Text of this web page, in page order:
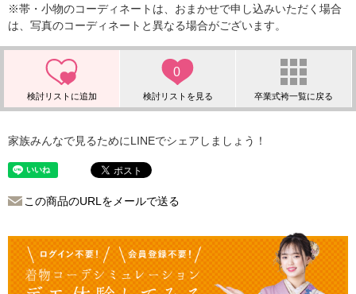
※帯・小物のコーディネートは、おまかせで申し込みいただく場合
は、写真のコーディネートと異なる場合がございます。
0
家族みんなで見るためにLINEでシェアしましょう！
この商品のURLをメールで送る